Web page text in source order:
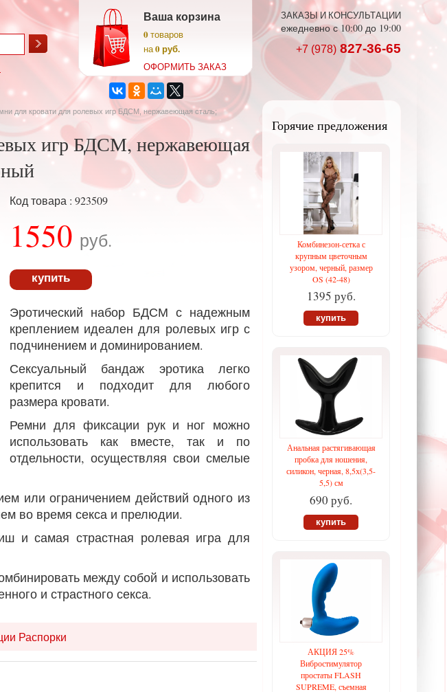
Ваша корзина
0товаров
на0 руб.
ОФОРМИТЬ ЗАКАЗ
ЗАКАЗЫ И КОНСУЛЬТАЦИИ
ежедневно с 10:00 до 19:00
+7 (978) 827-36-65
для кровати для ролевых игр БДСМ, нержавеющая сталь;
игр БДСМ, нержавеющая
Код товара : 923509
1550 руб.
купить
Эротический набор БДСМ с надежным
креплением идеален для ролевых игр с
подчинением и доминированием.
Сексуальный бандаж эротика легко
крепится и подходит для любого
размера кровати.
Ремни для фиксации рук и ног можно
использовать как вместе, так и по
отдельности, осуществляя свои смелые
или ограничением действий одного из
во время секса и прелюдии.
и самая страстная ролевая игра для
между собой и использовать
и страстного секса.
Распорки
Горячие предложения
Комбинезон-сетка с
крупным цветочным
узором, черный, размер
OS (42-48)
1395 руб.
купить
Анальная растягивающая
пробка для ношения,
силикон, черная, 8,5х(3,5-
5,5) см
690 руб.
купить
АКЦИЯ 25%
Вибростимулятор
простаты FLASH
SUPREME, съемная